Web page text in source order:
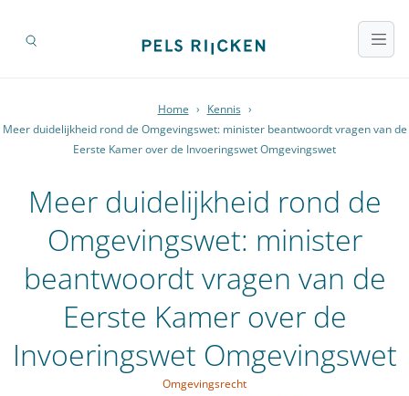
Home › Kennis ›
Meer duidelijkheid rond de Omgevingswet: minister beantwoordt vragen van de
Eerste Kamer over de Invoeringswet Omgevingswet
Meer duidelijkheid rond de
Omgevingswet: minister
beantwoordt vragen van de
Eerste Kamer over de
Invoeringswet Omgevingswet
Omgevingsrecht